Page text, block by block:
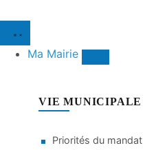
Ma Mairie
VIE MUNICIPALE
Priorités du mandat